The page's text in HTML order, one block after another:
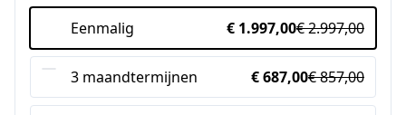
Eenmalig € 1.997,00€ 2.997,00
3 maandtermijnen € 687,00€ 857,00